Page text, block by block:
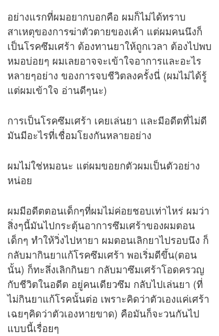
อย่างแรกที่ผมอยากบอกคือ ผมก็ไม่ได้ทราบ
สาเหตุของการฆ่าตัวตายของเค้า แต่ผมคนนึงก็
เป็นโรคซึมเศร้า ต้องทานยาให้ถูกเวลา ต้องไปพบ
หมอบ่อยๆ ผมเลยอาจจะเข้าใจอาการและอะไร
หลายๆอย่าง ของการจบชีวิตลงครั้งนี่ (ผมไม่ได้รู้
แต่ผมเข้าใจ อ่านดีๆนะ)
การเป็นโรคซึมเศร้า เคยเล่นยา และมีอดีตที่ไม่ดี
มันมีอะไรที่เชื่อมโยงกันหลายอย่าง
ผมไม่ใช่หมอนะ แต่ผมขอยกตัวผมเป็นตัวอย่าง
หน่อย
ผมมีอดีตตอนเด็กๆที่ผมไม่ค่อยชอบเท่าไหร่ ผมว่า
สิ่งๆนี้มันไปกระตุ้นอาการซึมเศร้าของผมตอน
เด็กๆ ทำให้วิ่งไปหายา ผมตอนเลิกยาไปรอบนึง ก็
กลับมากินยาแก้โรคซึมเศร้า พอเริ่มดีขึ้น(ตอน
นั้น) ก็ทะลึ่งเลิกกินยา กลับมาซึมเศร้าโอดครวญ
กับชีวิตในอดีต อยู่คนเดียวซึม กลับไปเล่นยา (ที่
ไม่กินยาแก้โรคนั้นต่อ เพราะคิดว่าตัวเองแค่เศร้า
เฉยๆคิดว่าตัวเองหายขาด) คือมันก็จะวนกันไป
แบบนี้เรื่อยๆ